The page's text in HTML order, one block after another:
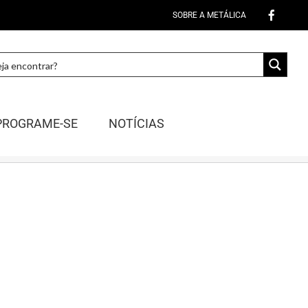
SOBRE A METÁLICA
SE NOTÍCIAS